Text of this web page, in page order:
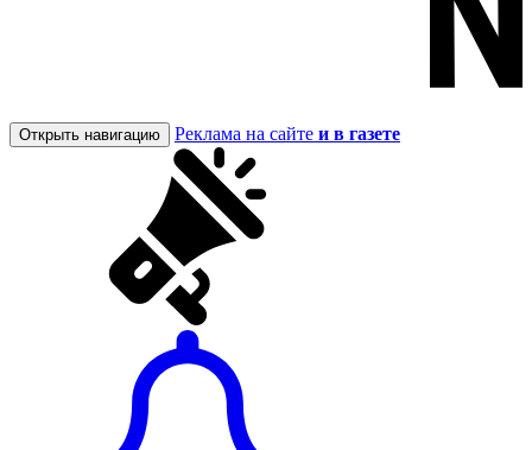
Открыть навигацию Реклама на сайте и в газете